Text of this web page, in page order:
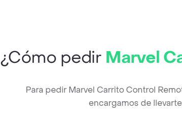
¿Cómo pedir Marvel
Para pedir Marvel Carrito Control
encargamos de